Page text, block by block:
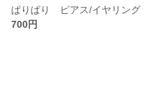
ぱりぱり ピアス/イヤリング
700円